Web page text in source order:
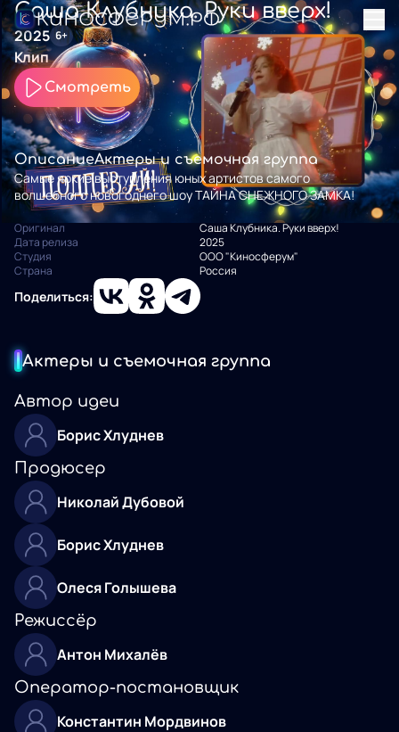
Саша Клубника. Руки вверх!
2025 6+
Клип
Смотреть
ОписаниеАктеры и съемочная группа
Самые яркие выступления юных артистов самого
волшебного новогоднего шоу ТАЙНА СНЕЖНОГО ЗАМКА!
Оригинал
Саша Клубника. Руки вверх!
Дата релиза
2025
Студия
ООО "Киносферум"
Страна
Россия
Поделиться:
Актеры и съемочная группа
Автор идеи
Борис Хлуднев
Продюсер
Николай Дубовой
Борис Хлуднев
Олеся Голышева
Режиссёр
Антон Михалёв
Оператор-постановщик
Константин Мордвинов